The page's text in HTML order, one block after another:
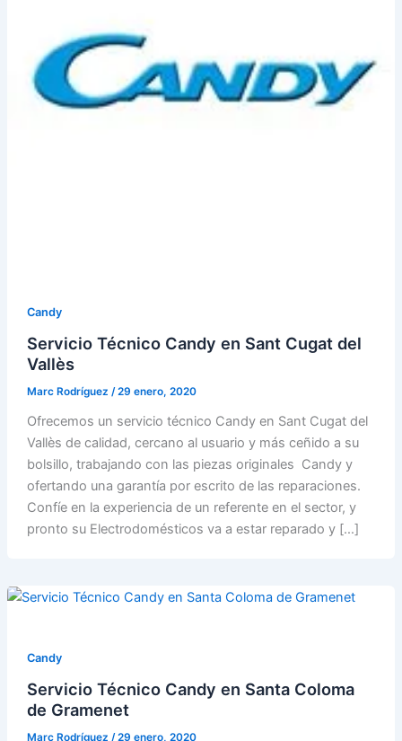
Candy
Servicio Técnico Candy en Sant Cugat del
Vallès
Marc Rodríguez /29 enero, 2020
Ofrecemos un servicio técnico Candy en Sant Cugat del
Vallès de calidad, cercano al usuario y más ceñido a su
bolsillo, trabajando con las piezas originales Candy y
ofertando una garantía por escrito de las reparaciones.
Confíe en la experiencia de un referente en el sector, y
pronto su Electrodomésticos va a estar reparado y […]
Candy
Servicio Técnico Candy en Santa Coloma
de Gramenet
Marc Rodríguez /29 enero, 2020